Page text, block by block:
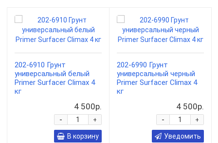
202-6910 Грунт
универсальный белый
Primer Surfacer Climax 4
кг
4 500р.
+
-
В корзину
202-6990 Грунт
универсальный черный
Primer Surfacer Climax 4
кг
4 500р.
+
-
Уведомить